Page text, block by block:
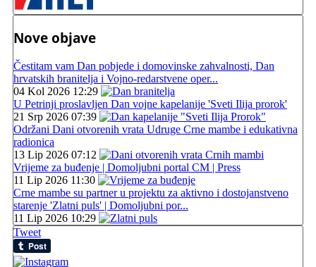
Nove objave
Čestitam vam Dan pobjede i domovinske zahvalnosti, Dan
hrvatskih branitelja i Vojno-redarstvene oper...
04 Kol 2026 12:29
U Petrinji proslavljen Dan vojne kapelanije 'Sveti Ilija prorok'
21 Srp 2026 07:39
Održani Dani otvorenih vrata Udruge Crne mambe i edukativna
radionica
13 Lip 2026 07:12
Vrijeme za buđenje | Domoljubni portal CM | Press
11 Lip 2026 11:30
Crne mambe su partner u projektu za aktivno i dostojanstveno
starenje 'Zlatni puls' | Domoljubni por...
11 Lip 2026 10:29
Tweet